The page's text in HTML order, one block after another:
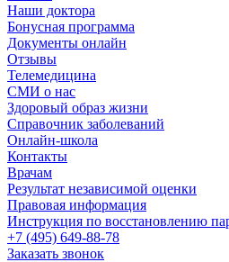
Наши доктора
Бонусная программа
Документы онлайн
Отзывы
Телемедицина
СМИ о нас
Здоровый образ жизни
Справочник заболеваний
Онлайн-школа
Контакты
Врачам
Результат независимой оценки
Правовая информация
Инструкция по восстановлению
+7 (495) 649-88-78
Заказать звонок